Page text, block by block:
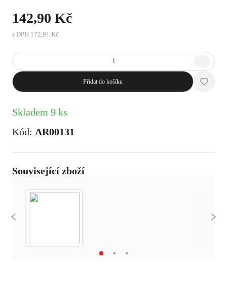
142,90 Kč
s DPH 172,91 Kč
Přidat do košíku
Skladem 9 ks
Kód: AR00131
Související zboží